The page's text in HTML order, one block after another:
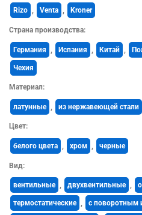
Rizo , Venta , Kroner
Страна производства:
Германия Испания Китай
Чехия
Материал:
латунные из нержавеющей стали
Цвет:
белого цвета , хром , черные
Вид:
вентильные , двухвентильные ,
термостатические , с поворотным